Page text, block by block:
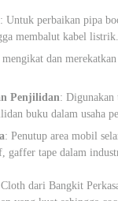
: Untuk perbaikan pipa
membalut kabel listrik.
dan
Penjilidan: Digunakan
buku dalam usaha
: Penutup area mobil
gaffer tape dalam
dari Bangkit